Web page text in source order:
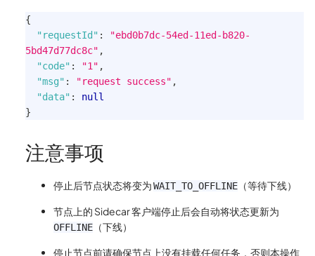
{
"requestId" :
"ebd0b7dc-54ed-11ed-b820-
5bd47d77dc8c" ,
"code" : "1" ,
"msg" : "request success" ,
"data" :
null
}
注意事项
停止后节点状态将变为WAIT_TO_OFFLINE （等待下线）
节点上的 Sidecar 客户端停止后会自动将状态更新为
OFFLINE （下线）
停止节点前请确保节点上没有挂载任何任务，否则本操作